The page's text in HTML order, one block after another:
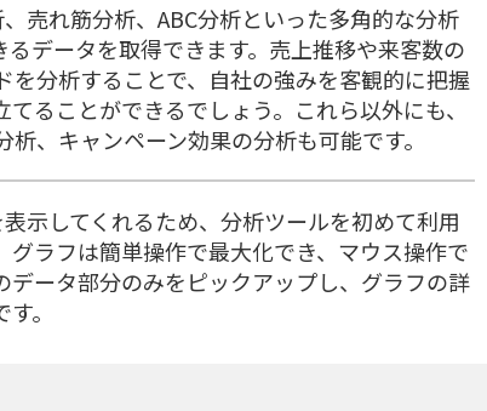
売れ筋分析、ABC分析といった多角的な分析
データを取得できます。売上推移や来客数の
分析することで、自社の強みを客観的に把握
ることができるでしょう。これら以外にも、
、キャンペーン効果の分析も可能です。
示してくれるため、分析ツールを初めて利用
ラフは簡単操作で最大化でき、マウス操作で
ータ部分のみをピックアップし、グラフの詳
。